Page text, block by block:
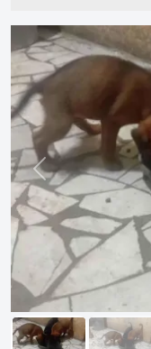
Previous